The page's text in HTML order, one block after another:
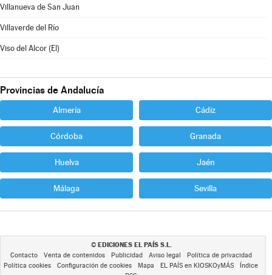
Villanueva de San Juan
Villaverde del Río
Viso del Alcor (El)
Provincias de Andalucía
Almería Cádiz
Córdoba Granada
Huelva Jaén
Málaga Sevilla
© EDICIONES EL PAÍS S.L.
Contacto Venta de contenidos Publicidad Aviso legal
Política de privacidad
Política cookies
Configuración de cookies Mapa EL PAÍS en KIOSKOyMÁS
Índice